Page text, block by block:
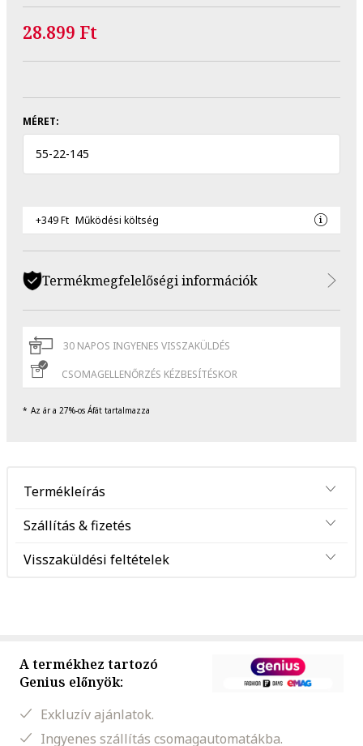
28.899 Ft
MÉRET:
55-22-145
+349 Ft Működési költség
Termékmegfelelőségi információk
30 NAPOS INGYENES VISSZAKÜLDÉS
CSOMAGELLENŐRZÉS KÉZBESÍTÉSKOR
Az ár a 27%-os Áfát tartalmazza
Termékleírás
Szállítás & fizetés
Visszaküldési feltételek
A termékhez tartozó
Genius előnyök:
Exkluzív ajánlatok.
Ingyenes szállítás csomagautomatákba.